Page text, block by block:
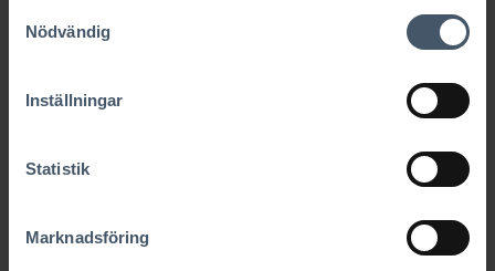
Nödvändig
Inställningar
Statistik
Marknadsföring
Sovrum
Pris:6 363 146 kr